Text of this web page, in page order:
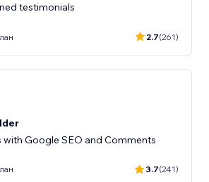
testimonials
2.7(261)
with Google SEO and Comments
3.7(241)